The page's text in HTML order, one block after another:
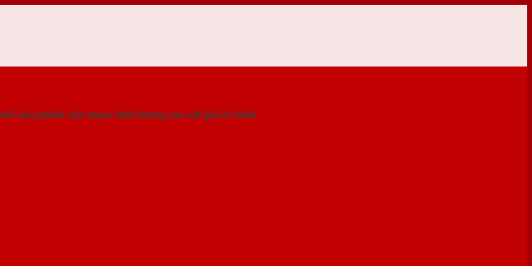
sản phẩm cửa nhựa chất lượng cao với giá rẻ nhất